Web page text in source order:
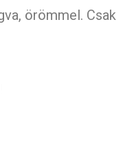
örömmel. Csak